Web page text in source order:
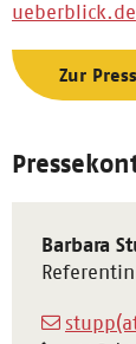
ueberblick.de
Zur
Barbara